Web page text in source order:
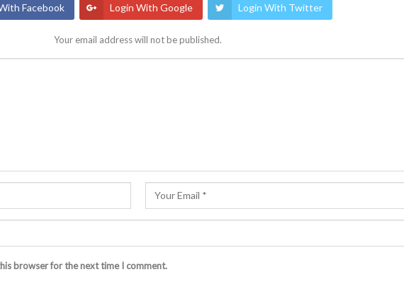
Facebook Login With Google Login With Twitter
Your email address will not be published.
browser for the next time I comment.